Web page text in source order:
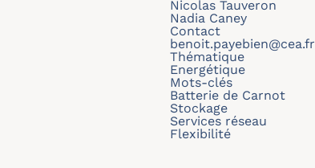
Nicolas Tauveron
Nadia Caney
Contact
benoit.payebien@cea.fr
Thématique
Energétique
Mots-clés
Batterie de Carnot
Stockage
Services réseau
Flexibilité